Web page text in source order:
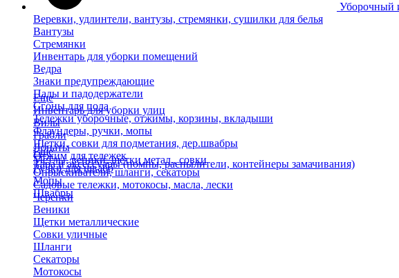
Уборочный
Веревки, удлинтели, вантузы, стремянки, сушилки для белья
Вантузы
Стремянки
Инвентарь для уборки помещений
Ведра
Знаки предупреждающие
Пады и падодержатели
Сгоны для пола
Тележки уборочные, отжимы, корзины, вкладыши
Флаундеры, ручки, мопы
Щетки, совки для подметания, дер.швабры
Отжим для тележек
Ручки для швабр
Мопы
Швабры
Еще
Инвентарь для уборки улиц
Вилы
Грабли
Лопаты
Метлы, веники, щетки метал., совки
Опрыскиватели, шланги, секаторы
Садовые тележки, мотокосы, масла, лески
Черенки
Веники
Щетки металлические
Совки уличные
Шланги
Секаторы
Мотокосы
Еще
Тара и аксессуары (помпы, распылители, контейнеры замачивания)